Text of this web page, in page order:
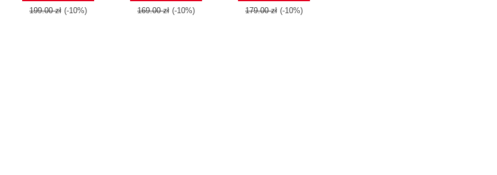
199.00 zł (-10%) 169.00 zł (-10%) 179.00 zł (-10%)